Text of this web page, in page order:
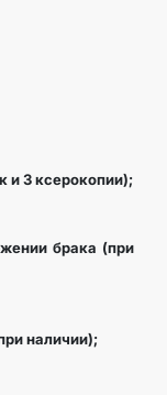
и 3 ксерокопии);
брака (при
наличии);